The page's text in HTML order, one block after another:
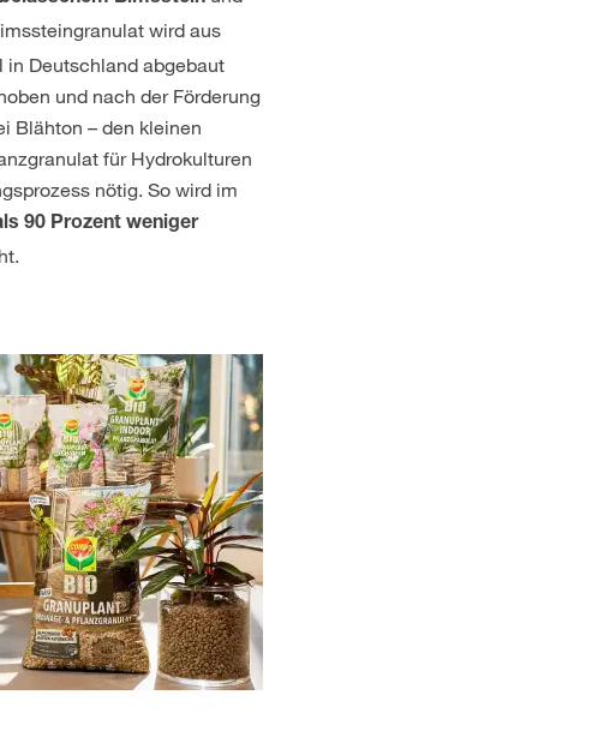
wird aus
in Deutschland abgebaut
und nach der Förderung
Blähton – den kleinen
für Hydrokulturen
nötig. So wird im
90 Prozent weniger